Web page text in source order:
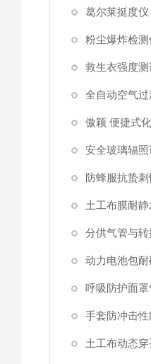
葛尔莱挺度仪
粉尘爆炸检测
救生衣强度测
安全玻璃辐照
防蜂服抗蛰
土工布膜耐
呼吸防护面
手套防冲击
土工布动态